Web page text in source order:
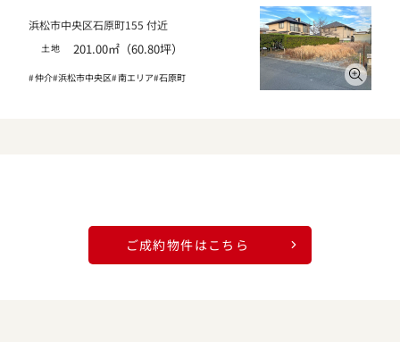
浜松市中央区石原町155 付近
土地 201.00㎡（60.80坪）
仲介 浜松市中央区 南エリア 石原町
ご成約物件はこちら